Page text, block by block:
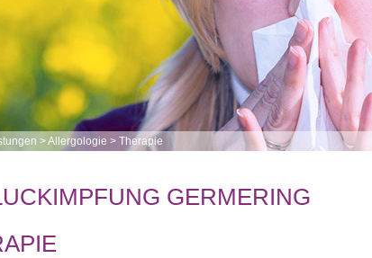
>Allergologie > Therapie
GERMERING